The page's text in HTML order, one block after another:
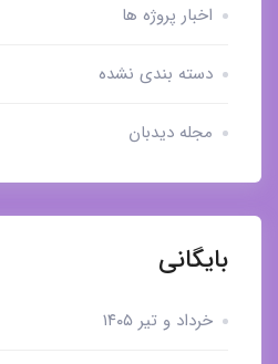
اخبار پروژه ها
دسته بندی نشده
مجله دیدبان
بایگانی
خرداد و تیر ۱۴۰۵